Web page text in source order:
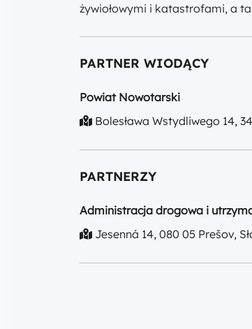
żywiołowymi i katastrofami, a
PARTNER WIODĄCY
Powiat Nowotarski
Bolesława Wstydliwego 14,
PARTNERZY
Administracja drogowa i
Jesenná 14, 080 05 Prešov,